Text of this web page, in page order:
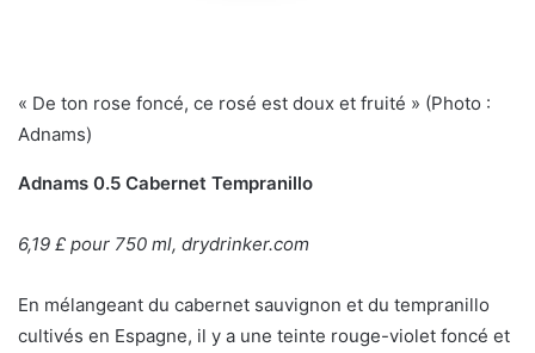
« De ton rose foncé, ce rosé est doux et fruité » (Photo :
Adnams)
Adnams 0.5 Cabernet Tempranillo
6,19 £ pour 750 ml, drydrinker.com
En mélangeant du cabernet sauvignon et du tempranillo
cultivés en Espagne, il y a une teinte rouge-violet foncé et